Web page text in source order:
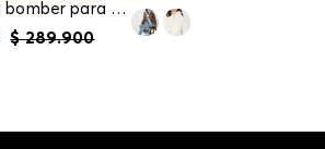
Chaqueta bomber para mujer
$ 289.900